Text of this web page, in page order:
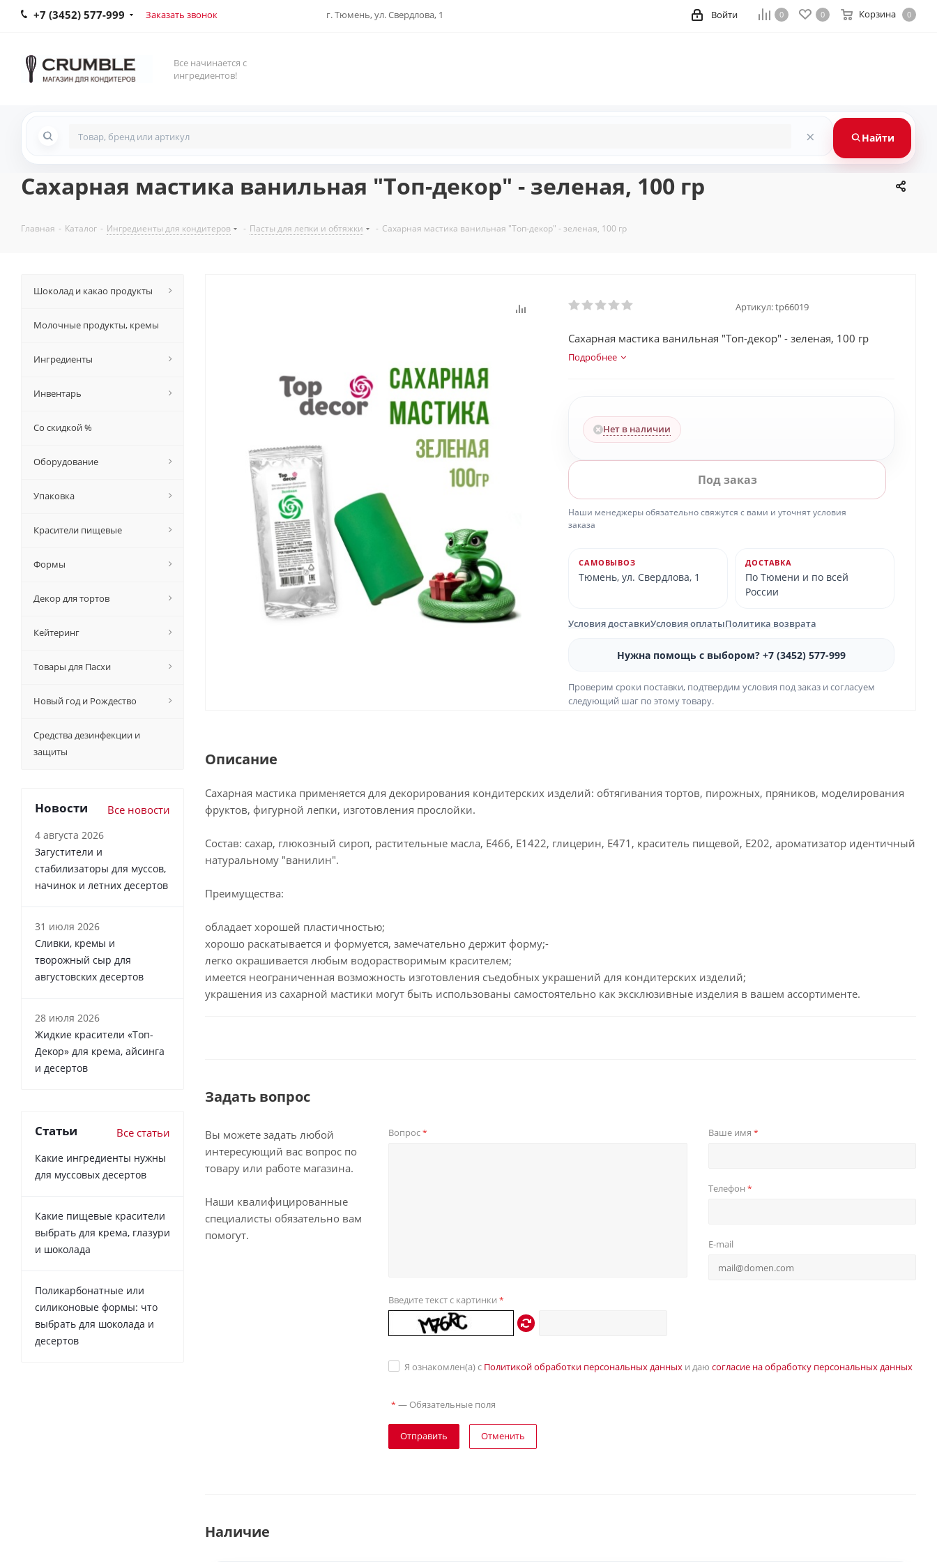
+7 (3452) 577-999 Заказать звонок г. Тюмень, ул. Свердлова, 1 0 0 Корзина 0
Войти
Все начинается с
ингредиентов!
× Найти
Сахарная мастика ванильная "Топ-декор" - зеленая, 100 гр
Главная - Каталог - Ингредиенты для кондитеров - Пасты для лепки и обтяжки - Сахарная мастика ванильная "Топ-декор" - зеленая, 100 гр
Артикул:tp66019
Сахарная мастика ванильная "Топ-декор" - зеленая, 100 гр
Подробнее
Нет в наличии
Под заказ
Наши менеджеры обязательно свяжутся с вами и уточнят условия
заказа
САМОВЫВОЗ
Тюмень, ул. Свердлова, 1
ДОСТАВКА
По Тюмени и по всей
России
Условия доставкиУсловия оплатыПолитика возврата
Нужна помощь с выбором? +7 (3452) 577-999
Проверим сроки поставки, подтвердим условия под заказ и согласуем
следующий шаг по этому товару.
Описание
Сахарная мастика применяется для декорирования кондитерских изделий: обтягивания тортов, пирожных, пряников, моделирования
фруктов, фигурной лепки, изготовления прослойки.
Состав: сахар, глюкозный сироп, растительные масла, Е466, Е1422, глицерин, Е471, краситель пищевой, Е202, ароматизатор идентичный
натуральному "ванилин".
Преимущества:
обладает хорошей пластичностью;
хорошо раскатывается и формуется, замечательно держит форму;-
легко окрашивается любым водорастворимым красителем;
имеется неограниченная возможность изготовления съедобных украшений для кондитерских изделий;
украшения из сахарной мастики могут быть использованы самостоятельно как эксклюзивные изделия в вашем ассортименте.
Задать вопрос
Вы можете задать любой
интересующий вас вопрос по
товару или работе магазина.
Наши квалифицированные
специалисты обязательно вам
помогут.
Вопрос* Ваше имя *
Телефон *
E-mail
Введите текст с картинки *
Я ознакомлен(а) с Политикой обработки персональных данныхи даю согласие на обработку персональных данных
* — Обязательные поля
Отправить Отменить
Наличие
Шоколад и какао продукты
Молочные продукты, кремы
Ингредиенты
Инвентарь
Со скидкой %
Оборудование
Упаковка
Красители пищевые
Формы
Декор для тортов
Кейтеринг
Товары для Пасхи
Новый год и Рождество
Средства дезинфекции и
защиты
Новости Все новости
4 августа 2026
Загустители и
стабилизаторы для муссов,
начинок и летних десертов
31 июля 2026
Сливки, кремы и
творожный сыр для
августовских десертов
28 июля 2026
Жидкие красители «Топ-
Декор» для крема, айсинга
и десертов
Статьи Все статьи
Какие ингредиенты нужны
для муссовых десертов
Какие пищевые красители
выбрать для крема, глазури
и шоколада
Поликарбонатные или
силиконовые формы: что
выбрать для шоколада и
десертов